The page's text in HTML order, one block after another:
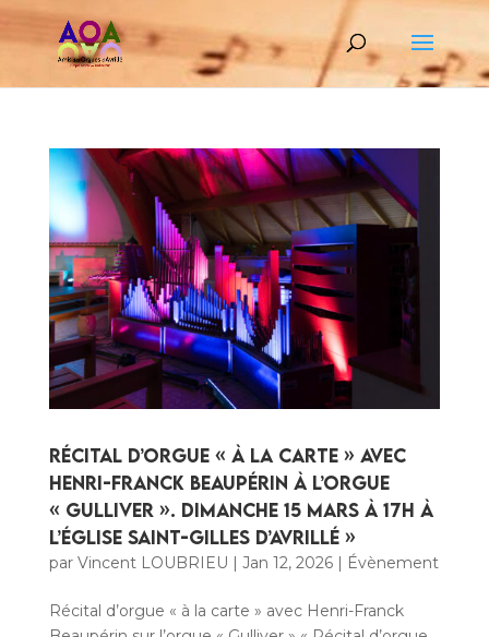
Récital d’orgue « à la carte » avec
Henri-Franck Beaupérin à l’orgue
« Gulliver ». Dimanche 15 mars à 17h à
l’église Saint-Gilles d’Avrillé »
parVincent LOUBRIEU |Jan 12, 2026 | Évènement
Récital d’orgue « à la carte » avec Henri-Franck